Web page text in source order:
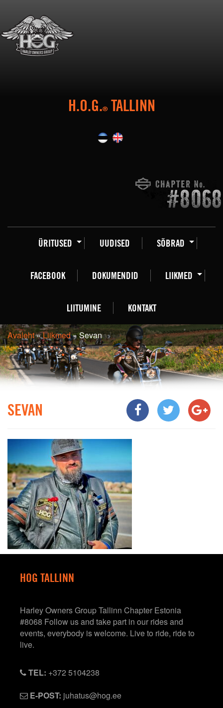
H.O.G.®TALLINN
ÜRITUSED UUDISED SÕBRAD
FACEBOOK DOKUMENDID LIIKMED
LIITUMINE KONTAKT
Avaleht»Liikmed»Sevan
SEVAN
HOG TALLINN
Harley Owners Group Tallinn Chapter Estonia
#8068 Follow us and take part in our rides and
events, everybody is welcome. Live to ride, ride to
live.
TEL: +372 5104238
E-POST: juhatus@hog.ee